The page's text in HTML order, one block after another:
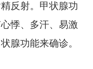
反射。甲状腺功
悸、多汗、易激
腺功能来确诊。